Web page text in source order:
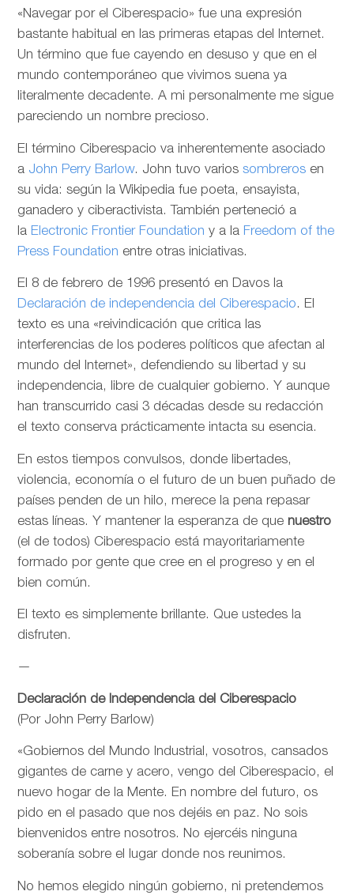
«Navegar por el Ciberespacio» fue una expresión
bastante habitual en las primeras etapas del Internet.
Un término que fue cayendo en desuso y que en el
mundo contemporáneo que vivimos suena ya
literalmente decadente. A mi personalmente me sigue
pareciendo un nombre precioso.
El término Ciberespacio va inherentemente asociado
a John Perry Barlow. John tuvo variossombreros en
su vida: según la Wikipedia fue poeta, ensayista,
ganadero y ciberactivista. También perteneció a
la Electronic Frontier Foundation y a la Freedom of the
Press Foundation entre otras iniciativas.
El 8 de febrero de 1996 presentó en Davos la
Declaración de independencia del Ciberespacio. El
texto es una «reivindicación que critica las
interferencias de los poderes políticos que afectan al
mundo del Internet», defendiendo su libertad y su
independencia, libre de cualquier gobierno. Y aunque
han transcurrido casi 3 décadas desde su redacción
el texto conserva prácticamente intacta su esencia.
En estos tiempos convulsos, donde libertades,
violencia, economía o el futuro de un buen puñado de
países penden de un hilo, merece la pena repasar
estas líneas. Y mantener la esperanza de que nuestro
(el de todos) Ciberespacio está mayoritariamente
formado por gente que cree en el progreso y en el
bien común.
El texto es simplemente brillante. Que ustedes la
disfruten.
—
Declaración de Independencia del Ciberespacio
(Por John Perry Barlow)
«Gobiernos del Mundo Industrial, vosotros, cansados
gigantes de carne y acero, vengo del Ciberespacio, el
nuevo hogar de la Mente. En nombre del futuro, os
pido en el pasado que nos dejéis en paz. No sois
bienvenidos entre nosotros. No ejercéis ninguna
soberanía sobre el lugar donde nos reunimos.
No hemos elegido ningún gobierno, ni pretendemos